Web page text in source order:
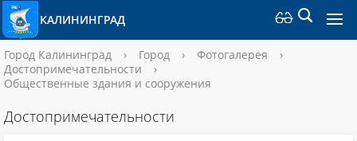
КАЛИНИНГРАД
Город Калининград › Город › Фотогалерея
›
Достопримечательности
›
Общественные здания и сооружения
Достопримечательности